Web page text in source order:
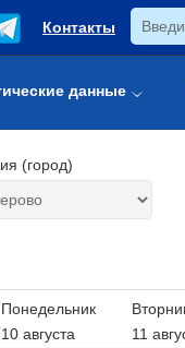
Контакты
данные
(город)
Понедельник
10 августа
11